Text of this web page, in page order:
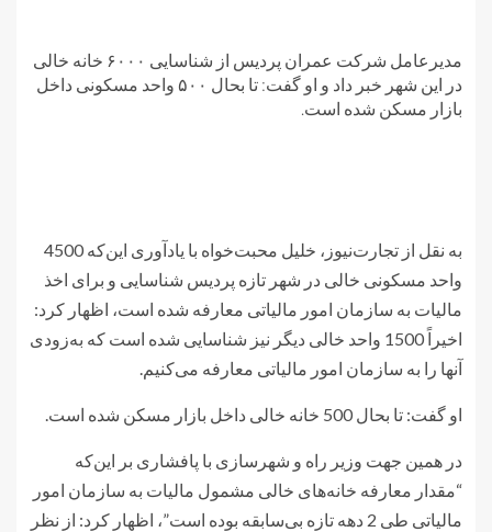
مدیرعامل شرکت عمران پردیس از شناسایی ۶۰۰۰ خانه خالی
در این شهر خبر داد و او گفت: تا بحال ۵۰۰ واحد مسکونی داخل
بازار مسکن شده است.
به نقل از تجارت‌نیوز، خلیل محبت‌خواه با یادآوری این‌که 4500
واحد مسکونی خالی در شهر تازه پردیس شناسایی و برای اخذ
مالیات به سازمان امور مالیاتی معارفه شده است، اظهار کرد:
اخیراً 1500 واحد خالی دیگر نیز شناسایی شده است که به‌زودی
آنها را به سازمان امور مالیاتی معارفه می‌کنیم.
او گفت: تا بحال 500 خانه خالی داخل بازار مسکن شده است.
در همین جهت وزیر راه و شهرسازی با پافشاری بر این‌که
“مقدار معارفه خانه‌های خالی مشمول مالیات به سازمان امور
مالیاتی طی 2 دهه تازه بی‌سابقه بوده است”، اظهار کرد: از نظر